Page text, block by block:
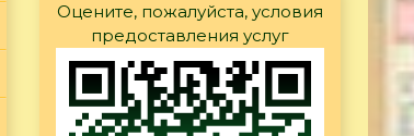
Оцените, пожалуйста, условия
предоставления услуг